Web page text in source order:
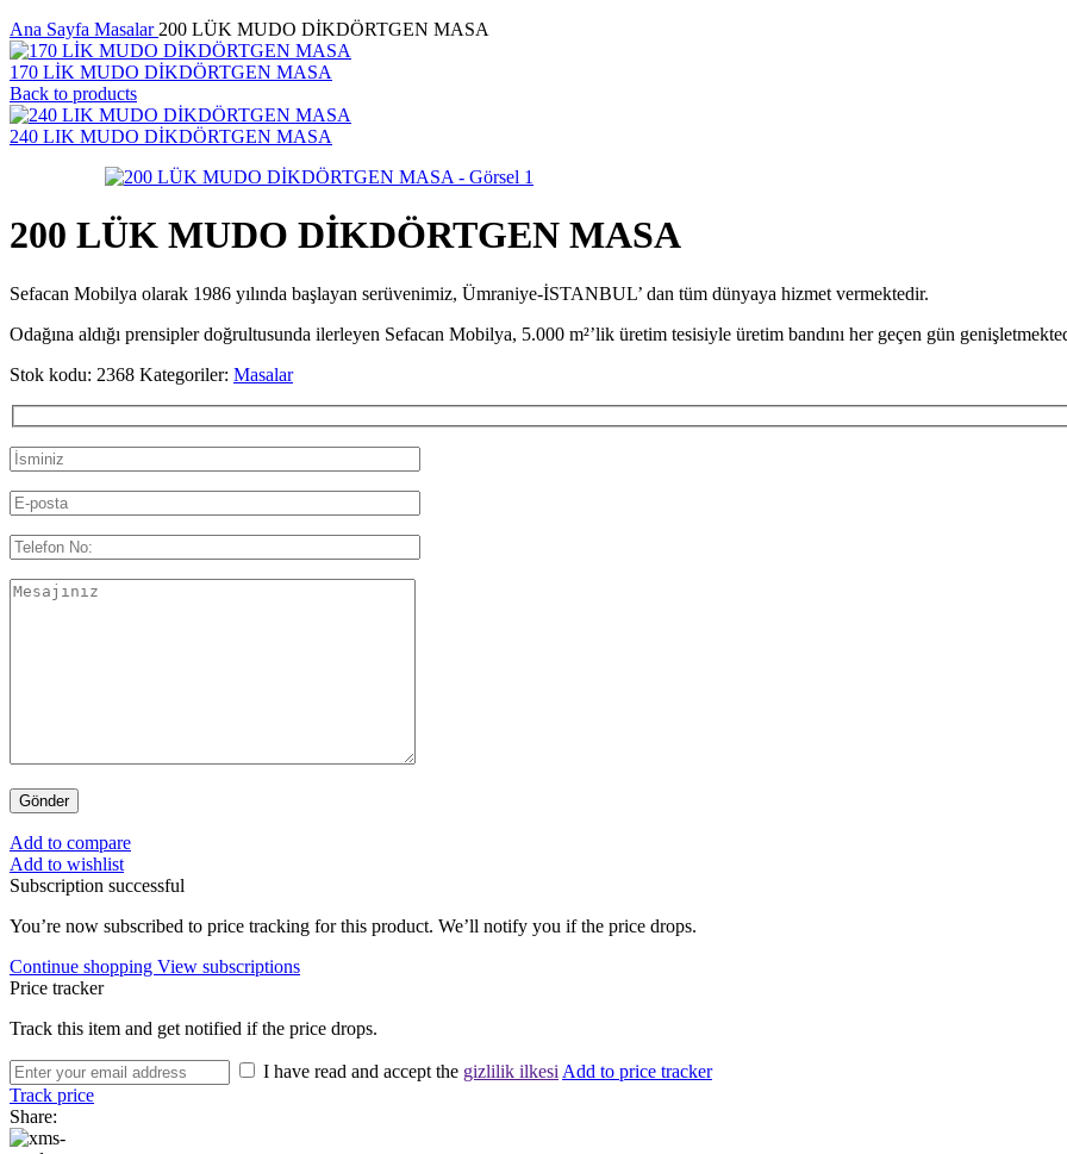
Ana Sayfa Masalar 200 LÜK MUDO DİKDÖRTGEN MASA
170 LİK MUDO DİKDÖRTGEN MASA
Back to products
240 LIK MUDO DİKDÖRTGEN MASA
200 LÜK MUDO DİKDÖRTGEN MASA
Sefacan Mobilya olarak 1986 yılında başlayan serüvenimiz, Ümraniye-İSTANBUL’ dan tüm dünyaya hizmet vermektedir.
Odağına aldığı prensipler doğrultusunda ilerleyen Sefacan Mobilya, 5.000 m²’lik üretim tesisiyle üretim bandını her geçen gün
Stok kodu: 2368 Kategoriler: Masalar
Add to compare
Add to wishlist
Subscription successful
You’re now subscribed to price tracking for this product. We’ll notify you if the price drops.
Continue shopping View subscriptions
Price tracker
Track this item and get notified if the price drops.
I have read and accept the gizlilik ilkesiAdd to price tracker
Track price
Share: